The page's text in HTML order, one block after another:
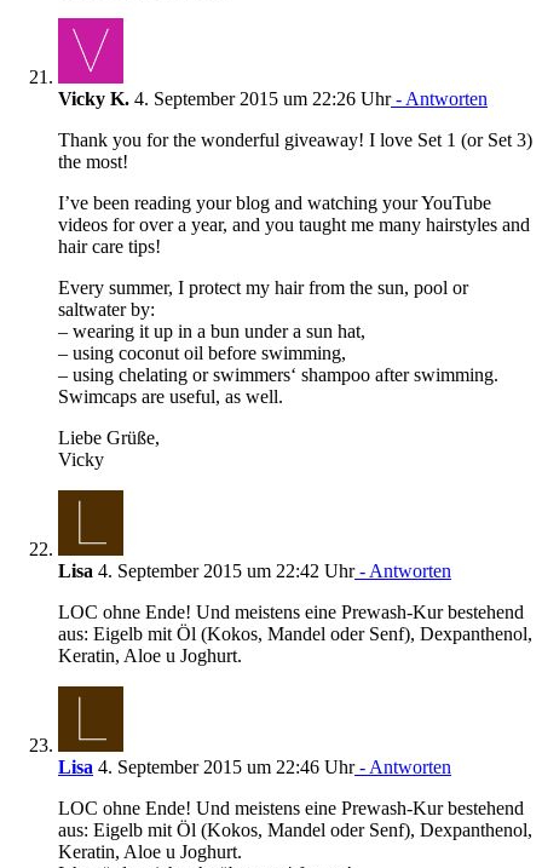
Vicky K. 4. September 2015 um 22:26 Uhr- Antworten
Thank you for the wonderful giveaway! I love Set 1 (or Set 3)
the most!
I’ve been reading your blog and watching your YouTube
videos for over a year, and you taught me many hairstyles and
hair care tips!
Every summer, I protect my hair from the sun, pool or
saltwater by:
– wearing it up in a bun under a sun hat,
– using coconut oil before swimming,
– using chelating or swimmers‘ shampoo after swimming.
Swimcaps are useful, as well.
Liebe Grüße,
Vicky
Lisa 4. September 2015 um 22:42 Uhr- Antworten
LOC ohne Ende! Und meistens eine Prewash-Kur bestehend
aus: Eigelb mit Öl (Kokos, Mandel oder Senf), Dexpanthenol,
Keratin, Aloe u Joghurt.
Lisa 4. September 2015 um 22:46 Uhr- Antworten
LOC ohne Ende! Und meistens eine Prewash-Kur bestehend
aus: Eigelb mit Öl (Kokos, Mandel oder Senf), Dexpanthenol,
Keratin, Aloe u Joghurt.